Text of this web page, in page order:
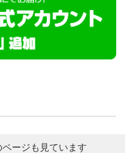
ージも見ています